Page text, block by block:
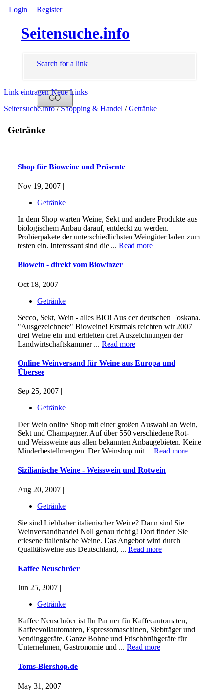
Login | Register
Seitensuche.info
Search for a link
Link eintragen Neue Links
Seitensuche.info/ Shopping & Handel / Getränke
Getränke
Shop für Bioweine und Präsente
Nov 19, 2007 |
Getränke
In dem Shop warten Weine, Sekt und andere Produkte aus
biologischem Anbau darauf, entdeckt zu werden.
Probierpakete der unterschiedlichsten Weingüter laden zum
testen ein. Interessant sind die ... Read more
Biowein - direkt vom Biowinzer
Oct 18, 2007 |
Getränke
Secco, Sekt, Wein - alles BIO! Aus der deutschen Toskana.
"Ausgezeichnete" Bioweine! Erstmals reichten wir 2007
drei Weine ein und erhielten drei Auszeichnungen der
Landwirtschaftskammer ... Read more
Online Weinversand für Weine aus Europa und
Übersee
Sep 25, 2007 |
Getränke
Der Wein online Shop mit einer großen Auswahl an Wein,
Sekt und Champagner. Auf über 550 verschiedene Rot-
und Weissweine aus allen bekannten Anbaugebieten. Keine
Minderbestellmengen. Der Weinshop mit ... Read more
Sizilianische Weine - Weisswein und Rotwein
Aug 20, 2007 |
Getränke
Sie sind Liebhaber italienischer Weine? Dann sind Sie
Weinversandhandel Noll genau richtig! Dort finden Sie
erlesene italienische Weine. Das Angebot wird durch
Qualitätsweine aus Deutschland, ... Read more
Kaffee Neuschröer
Jun 25, 2007 |
Getränke
Kaffee Neuschröer ist Ihr Partner für Kaffeeautomaten,
Kaffeevollautomaten, Espressomaschinen, Siebträger und
Vendinggeräte. Ganze Bohne und Frischbrühgeräte für
Unternehmen, Gastronomie und ... Read more
Toms-Biershop.de
May 31, 2007 |